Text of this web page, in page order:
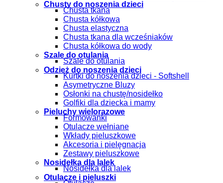
Chusty do noszenia dzieci
Chusta tkana
Chusta kółkowa
Chusta elastyczna
Chusta tkana dla wcześniaków
Chusta kółkowa do wody
Szale do otulania
Szale do otulania
Odzież do noszenia dzieci
Kurtki do noszenia dzieci - Softshell
Asymetryczne Bluzy
Osłonki na chustę/nosidełko
Golfiki dla dziecka i mamy
Pieluchy wielorazowe
Formowanki
Otulacze wełniane
Wkłady pieluszkowe
Akcesoria i pielęgnacja
Zestawy pieluszkowe
Nosidełka dla lalek
Nosidełka dla lalek
Otulacze i pieluszki